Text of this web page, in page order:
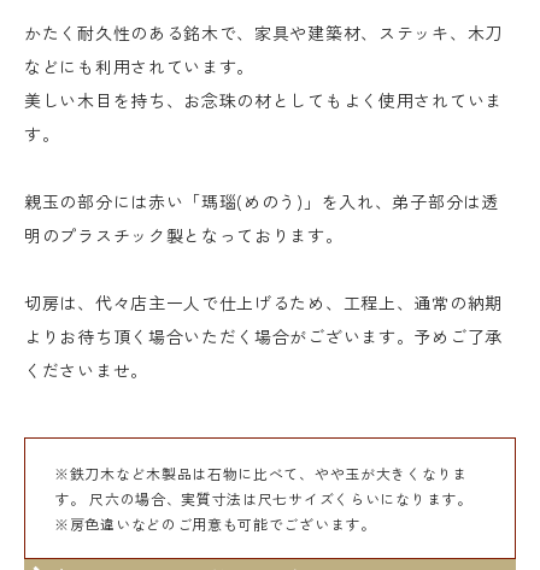
かたく耐久性のある銘木で、家具や建築材、ステッキ、木刀
などにも利用されています。
美しい木目を持ち、お念珠の材としてもよく使用されていま
す。
親玉の部分には赤い「瑪瑙(めのう)」を入れ、弟子部分は透
明のプラスチック製となっております。
切房は、代々店主一人で仕上げるため、工程上、通常の納期
よりお待ち頂く場合いただく場合がございます。予めご了承
くださいませ。
※鉄刀木など木製品は石物に比べて、やや玉が大きくなりま
す。 尺六の場合、実質寸法は尺七サイズくらいになります。
※房色違いなどのご用意も可能でございます。